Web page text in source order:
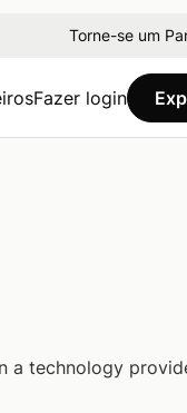
Torne-se um
Fazer login
a technology